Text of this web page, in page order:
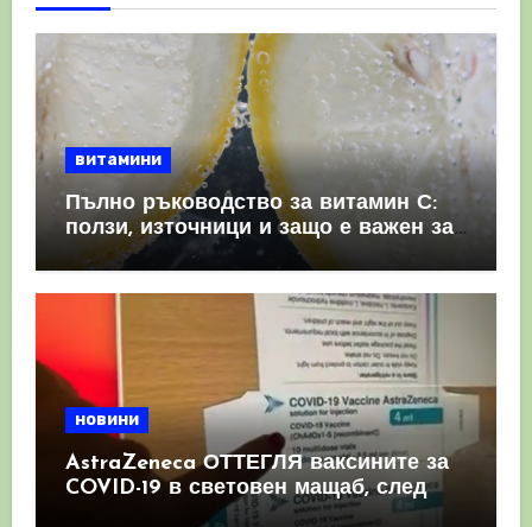
витамини
Пълно ръководство за витамин С:
ползи, източници и защо е важен за
имунната система
новини
AstraZeneca ОТТЕГЛЯ ваксините за
COVID-19 в световен мащаб, след
като призна, че те причиняват